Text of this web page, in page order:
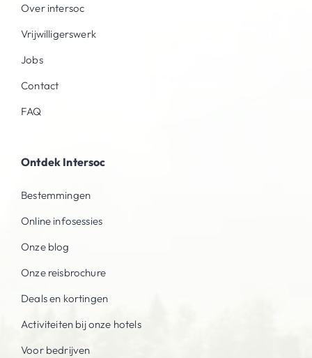
Over intersoc
Vrijwilligerswerk
Jobs
Contact
FAQ
Ontdek Intersoc
Bestemmingen
Online infosessies
Onze blog
Onze reisbrochure
Deals en kortingen
Activiteiten bij onze hotels
Voor bedrijven